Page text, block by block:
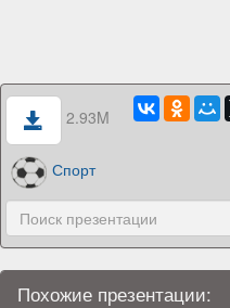
2.93M
Спорт
Похожие презентации: